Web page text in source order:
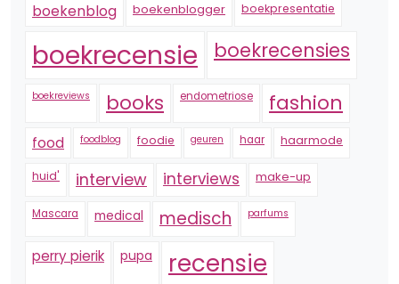
boekenblog boekenblogger boekpresentatie
boekrecensie boekrecensies
boekreviews books endometriose fashion
food foodblog foodie geuren haar haarmode
huid' interview interviews make-up
Mascara medical medisch parfums
perry pierik pupa recensie